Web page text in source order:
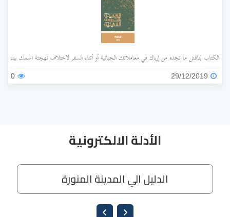
الكتاب يُناقش ما تجده من إرباك في معاملاتك الحياتية أو أثناء السفر لاختلاف تهجئة اسمك بينها
29/12/2019
0